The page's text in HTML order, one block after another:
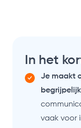
In het
Je maakt
begrijpelijk
vaak voor